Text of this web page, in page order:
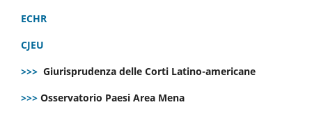
ECHR
CJEU
>>> Giurisprudenza delle Corti Latino-americane
>>> Osservatorio Paesi Area Mena